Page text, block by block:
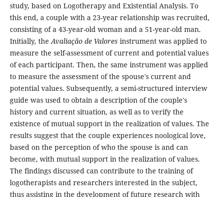
study, based on Logotherapy and Existential Analysis. To
this end, a couple with a 23-year relationship was recruited,
consisting of a 43-year-old woman and a 51-year-old man.
Initially, theAvaliação de Valores instrument was applied to
measure the self-assessment of current and potential values
​​of each participant. Then, the same instrument was applied
to measure the assessment of the spouse's current and
potential values. Subsequently, a semi-structured interview
guide was used to obtain a description of the couple's
history and current situation, as well as to verify the
existence of mutual support in the realization of values. The
results suggest that the couple experiences noological love,
based on the perception of who the spouse is and can
become, with mutual support in the realization of values.
The findings discussed can contribute to the training of
logotherapists and researchers interested in the subject,
thus assisting in the development of future research with